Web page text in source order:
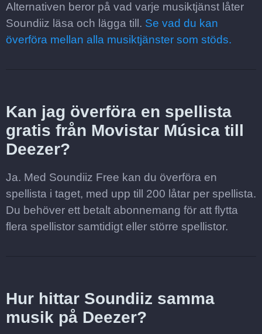
Alternativen beror på vad varje musiktjänst låter
Soundiiz läsa och lägga till. Se vad du kan
överföra mellan alla musiktjänster som stöds.
Kan jag överföra en spellista
gratis från Movistar Música till
Deezer?
Ja. Med Soundiiz Free kan du överföra en
spellista i taget, med upp till 200 låtar per spellista.
Du behöver ett betalt abonnemang för att flytta
flera spellistor samtidigt eller större spellistor.
Hur hittar Soundiiz samma
musik på Deezer?